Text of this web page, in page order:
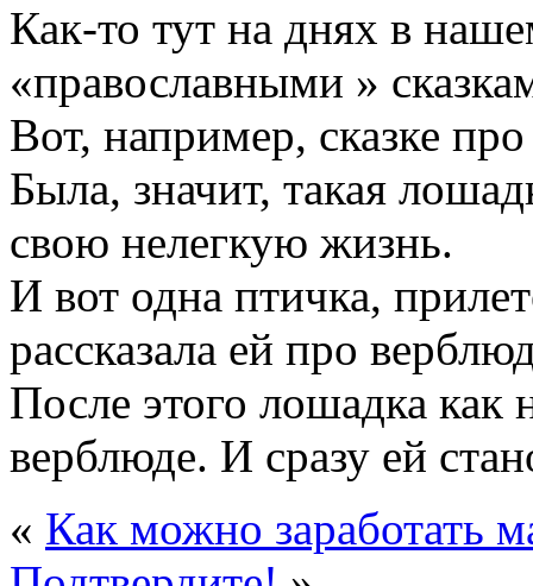
Как-то тут на днях в
«православными »
Вот, например, сказке
Была, значит, такая
свою нелегкую жизнь.
И вот одна птичка,
рассказала ей про
После этого лошадка как
верблюде. И сразу ей
« Как можно заработать